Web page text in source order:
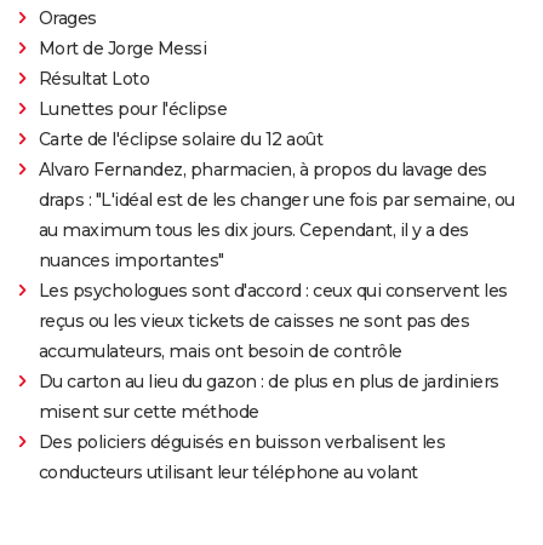
Orages
Mort de Jorge Messi
Résultat Loto
Lunettes pour l'éclipse
Carte de l'éclipse solaire du 12 août
Alvaro Fernandez, pharmacien, à propos du lavage des
draps : "L'idéal est de les changer une fois par semaine, ou
au maximum tous les dix jours. Cependant, il y a des
nuances importantes"
Les psychologues sont d'accord : ceux qui conservent les
reçus ou les vieux tickets de caisses ne sont pas des
accumulateurs, mais ont besoin de contrôle
Du carton au lieu du gazon : de plus en plus de jardiniers
misent sur cette méthode
Des policiers déguisés en buisson verbalisent les
conducteurs utilisant leur téléphone au volant